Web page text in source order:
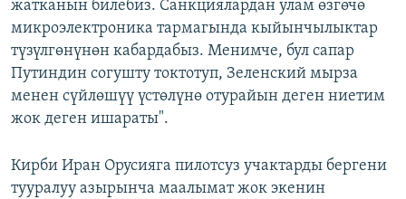
жатканын билебиз. Санкциялардан улам өзгөчө
микроэлектроника тармагында кыйынчылыктар
түзүлгөнүнөн кабардабыз. Менимче, бул сапар
Путиндин согушту токтотуп, Зеленский мырза
менен сүйлөшүү үстөлүнө отурайын деген ниетим
жок деген ишараты".
Кирби Иран Орусияга пилотсуз учактарды бергени
тууралуу азырынча маалымат жок экенин